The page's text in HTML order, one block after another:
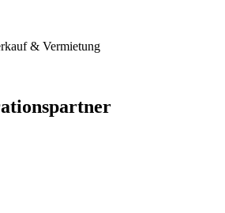
& Vermietung